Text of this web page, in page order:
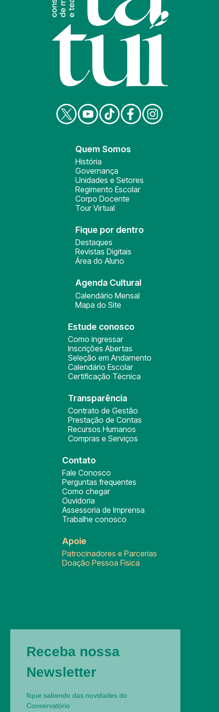
Quem Somos
História
Governança
Unidades e Setores
Regimento Escolar
Corpo Docente
Tour Virtual
Fique por dentro
Destaques
Revistas Digitais
Área do Aluno
Agenda Cultural
Calendário Mensal
Mapa do Site
Estude conosco
Como ingressar
Inscrições Abertas
Seleção em Andamento
Calendário Escolar
Certificação Técnica
Transparência
Contrato de Gestão
Prestação de Contas
Recursos Humanos
Compras e Serviços
Contato
Fale Conosco
Perguntas frequentes
Como chegar
Ouvidoria
Assessoria de Imprensa
Trabalhe conosco
Apoie
Patrocinadores e Parcerias
Doação Pessoa Física